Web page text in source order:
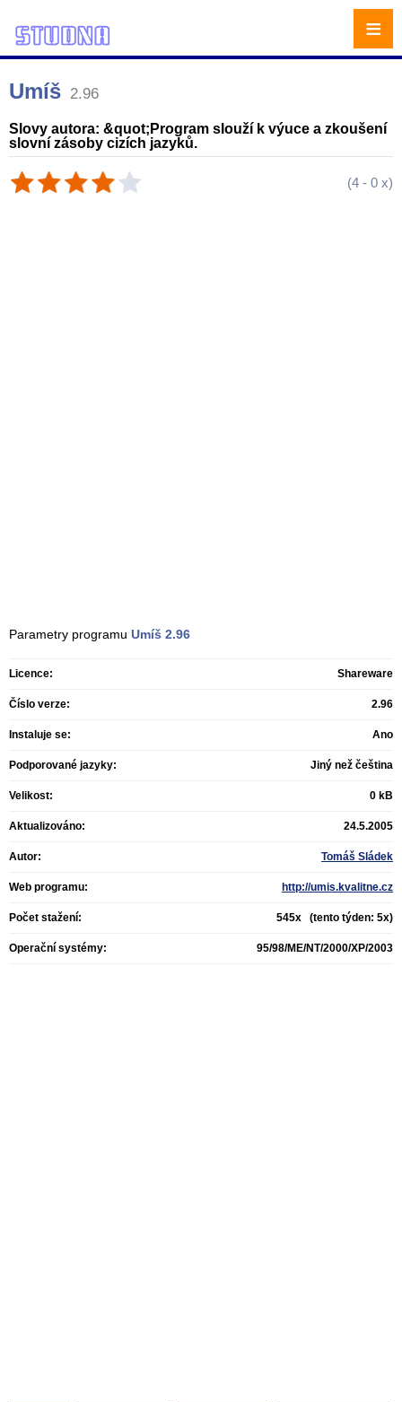
Umíš 2.96
Slovy autora: &quot;Program slouží k výuce a zkoušení
slovní zásoby cizích jazyků.
(4 - 0 x)
Parametry programu Umíš 2.96
Licence: Shareware
Číslo verze: 2.96
Instaluje se: Ano
Podporované jazyky: Jiný než čeština
Velikost: 0 kB
Aktualizováno: 24.5.2005
Autor: Tomáš Sládek
Web programu: http://umis.kvalitne.cz
Počet stažení: 545x (tento týden: 5x)
Operační systémy: 95/98/ME/NT/2000/XP/2003
≡